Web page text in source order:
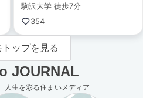
駒沢大学 徒歩7分
354
トップを見る
JOURNAL
人生を彩る住まいメディア